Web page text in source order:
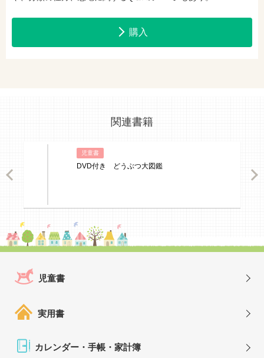
購入
関連書籍
児童書
DVD付き どうぶつ大図鑑
児童書
実用書
カレンダー・手帳・家計簿